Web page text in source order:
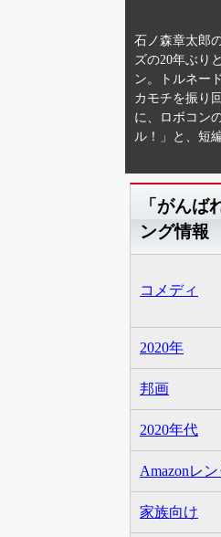
石ノ森章太郎
ズの20年ぶり
ン。トルネー
カモチを振り
に、ロボコン
ル！」と、短
「がん
ング情報
コメディ
2020年
邦画
2020年代
Amazonレ
家族向け